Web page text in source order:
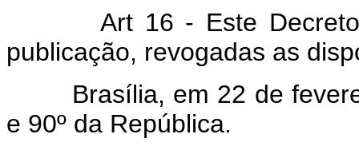
Art 16 - Este Decreto-
publicação, revogadas as
Brasília, em 22 de
e 90º da República.